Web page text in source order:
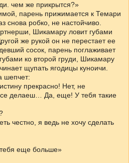
чем же прикрытся?»
парень прижимается к Темари
снова робко, не настойчиво.
Шикамару ловит губами
же рукой он не перестает ее
сосок, парень поглаживает
ко второй груди, Шикамару
щупать ягодицы куноичи.
шепчет:
прекрасно! Нет, не
делаеш… Да, еще! У тебя такие
честно, я ведь не хочу сделать
еще больше»